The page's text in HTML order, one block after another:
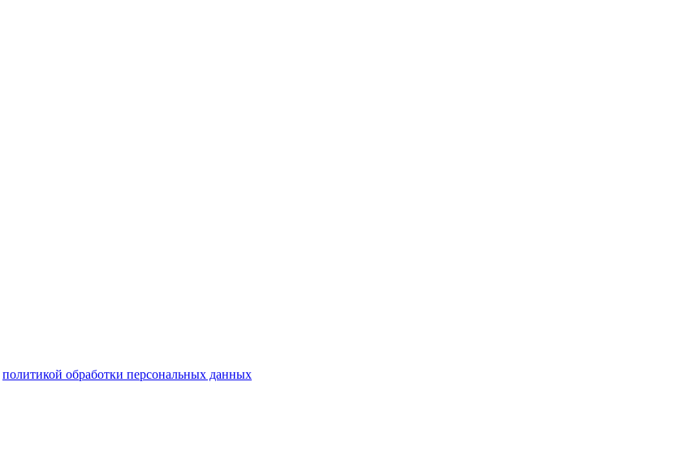
политикой обработки персональных данных